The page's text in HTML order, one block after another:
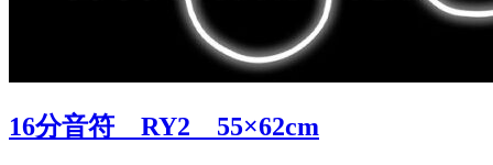
16分音符 RY2 55×62cm